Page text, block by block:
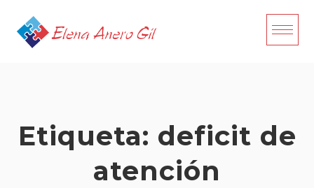
content
Etiqueta: deficit de
atención